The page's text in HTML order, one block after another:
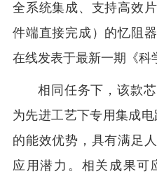
全系统集成、支持高效
件端直接完成）的忆阻
在线发表于最新一期《科
相同任务下，该款
为先进工艺下专用集成
的能效优势，具有满足
应用潜力。相关成果可